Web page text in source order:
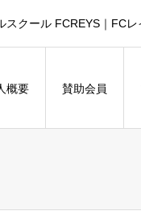
クール FCREYS｜FCレ
概要 賛助会員